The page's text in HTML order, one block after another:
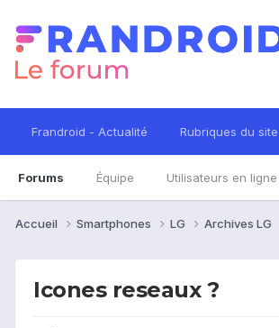
Frandroid - Actualité Rubriques du site
Forums Équipe Utilisateurs en ligne
Accueil Smartphones LG Archives LG
Icones reseaux ?